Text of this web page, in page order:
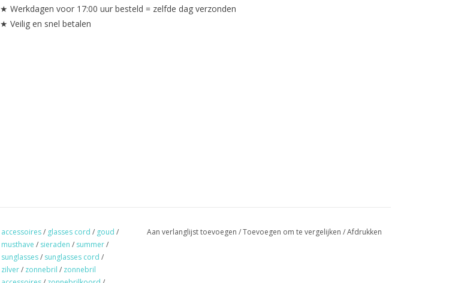
★ Werkdagen voor 17:00 uur besteld = zelfde dag verzonden
★ Veilig en snel betalen
accessoires/ glasses cord / goud /
musthave / sieraden / summer/
sunglasses/ sunglasses cord /
zilver/ zonnebril / zonnebril
Aan verlanglijst toevoegen /Toevoegen om te vergelijken /Afdrukken